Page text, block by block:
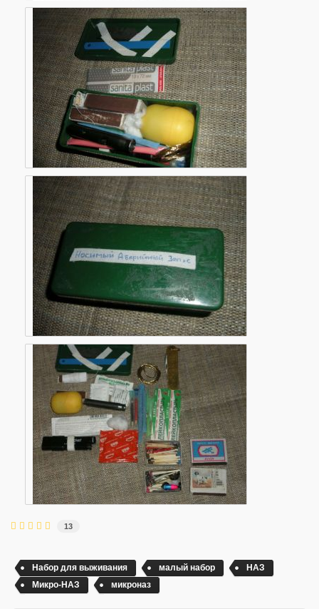
13
Набор для выживания малый набор
НАЗ
Микро-НАЗ
микроназ